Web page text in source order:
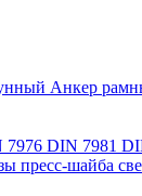
Анкер
7976 DIN 7981
пресс-шайба